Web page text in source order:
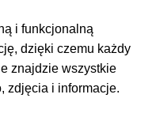
i funkcjonalną
dzięki czemu każdy
znajdzie wszystkie
zdjęcia i informacje.